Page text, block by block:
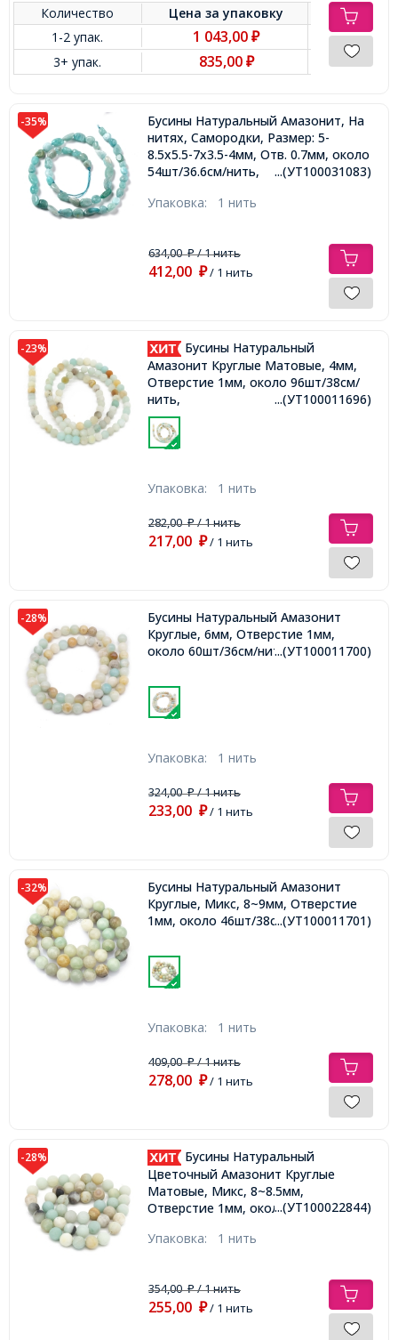
Количество Цена заупаковку
1-2 упак.
1 043,00₽
3+ упак. 835,00 ₽
-35%
Бусины Натуральный Амазонит, На
нитях, Самородки, Размер: 5-
8.5х5.5-7х3.5-4мм, Отв. 0.7мм, около
54шт/36.6см/нить,
...(УТ100031083)
Упаковка: 1 нить
634,00₽/ 1 нить
412,00 ₽/ 1 нить
-23%
Бусины Натуральный
Амазонит Круглые Матовые, 4мм,
Отверстие 1мм, около 96шт/38см/
нить,
...(УТ100011696)
Упаковка: 1 нить
282,00₽/ 1 нить
217,00 ₽/ 1 нить
-28%
Бусины Натуральный Амазонит
Круглые, 6мм, Отверстие 1мм,
около 60шт/36см/нить,...(УТ100011700)
Упаковка: 1 нить
324,00₽/ 1 нить
233,00 ₽/ 1 нить
-32%
Бусины Натуральный Амазонит
Круглые, Микс, 8~9мм, Отверстие
1мм, около 46шт/38см/нить,...(УТ100011701)
Упаковка: 1 нить
409,00₽/ 1 нить
278,00 ₽/ 1 нить
-28%
Бусины Натуральный
Цветочный Амазонит Круглые
Матовые, Микс, 8~8.5мм,
Отверстие 1мм, около 45шт/38см/
...(УТ100022844)
Упаковка: 1 нить
354,00₽/ 1 нить
255,00 ₽/ 1 нить